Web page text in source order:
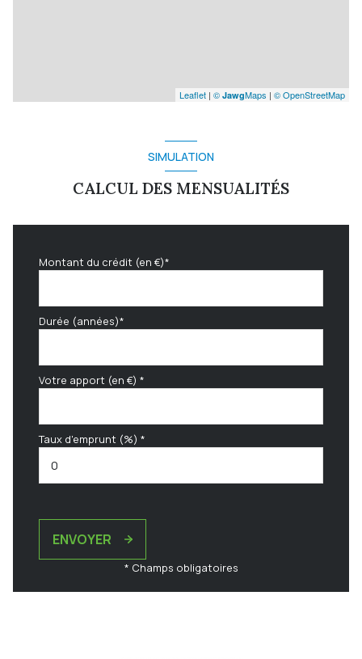
Leaflet | © JawgMaps | © OpenStreetMap
SIMULATION
CALCUL DES MENSUALITÉS
Montant du crédit (en €)*
Durée (années)*
Votre apport (en €) *
Taux d'emprunt (%) *
ENVOYER
* Champs obligatoires